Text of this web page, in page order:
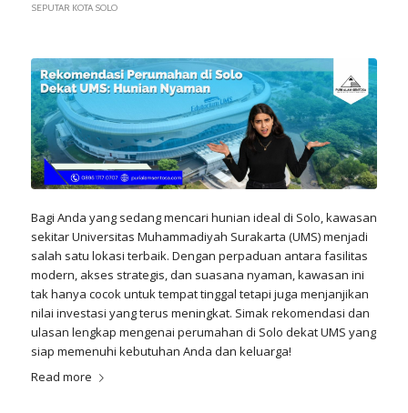
SEPUTAR KOTA SOLO
Bagi Anda yang sedang mencari hunian ideal di Solo, kawasan
sekitarUniversitas Muhammadiyah Surakarta (UMS) menjadi
salah satu lokasi terbaik. Dengan perpaduan antara fasilitas
modern, akses strategis, dan suasana nyaman, kawasan ini
tak hanya cocok untuk tempat tinggal tetapi juga menjanjikan
nilai investasi yang terus meningkat. Simak rekomendasi dan
ulasan lengkap mengenai perumahan di Solo dekat UMS yang
siap memenuhi kebutuhan Anda dan keluarga!
Read more